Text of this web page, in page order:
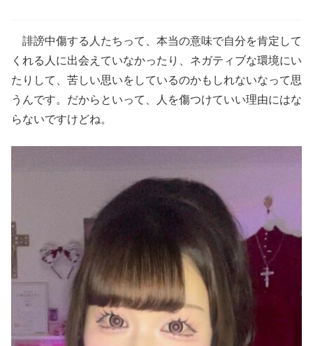
誹謗中傷する人たちって、本当の意味で自分を肯定して
くれる人に出会えていなかったり、ネガティブな環境にい
たりして、苦しい思いをしているのかもしれないなって思
うんです。だからといって、人を傷つけていい理由にはな
らないですけどね。